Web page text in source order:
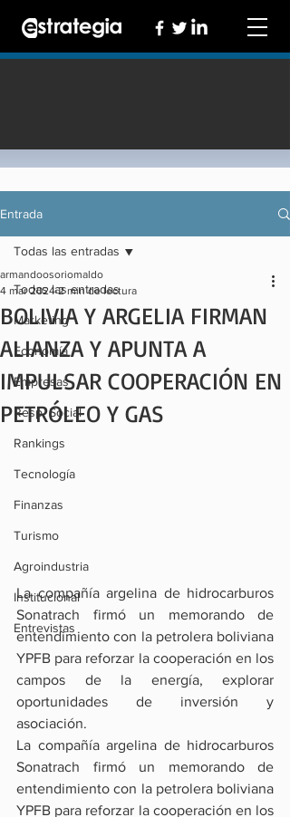
Entrada
Todas las entradas
Marketing
Economía
Empresas
Resp. Social
Rankings
Tecnología
Finanzas
Turismo
Agroindustria
Institucional
Entrevistas
Todas las entradas
BOLIVIA Y ARGELIA FIRMAN
ALIANZA Y APUNTA A
IMPULSAR COOPERACIÓN EN
PETRÓLEO Y GAS
armandoosoriomaldo
4 mar 2024 2 min de lectura
La compañía argelina de hidrocarburos
Sonatrach firmó un memorando de
entendimiento con la petrolera boliviana
YPFB para reforzar la cooperación en los
campos de la energía, explorar
oportunidades de inversión y
asociación.
La compañía argelina de hidrocarburos
Sonatrach firmó un memorando de
entendimiento con la petrolera boliviana
YPFB para reforzar la cooperación en los